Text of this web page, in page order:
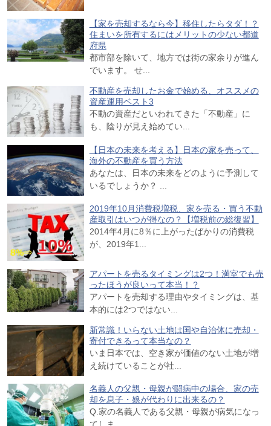
【家を売却するなら今】移住したらタダ！？
住まいを所有するにはメリットの少ない都道
府県
都市部を除いて、地方では街の家余りが進ん
でいます。 せ...
不動産を売却したお金で始める、オススメの
資産運用ベスト3
不動の資産だといわれてきた「不動産」に
も、陰りが見え始めてい...
【日本の未来を考える】日本の家を売って、
海外の不動産を買う方法
あなたは、日本の未来をどのように予測して
いるでしょうか？ ...
2019年10月消費税増税、家を売る・買う不動
産取引はいつが得なの？【増税前の総復習】
2014年4月に8％に上がったばかりの消費税
が、2019年1...
アパートを売るタイミングは2つ！満室でも売
ったほうが良いって本当！？
アパートを売却する理由やタイミングは、基
本的には2つではない...
新常識！いらない土地は国や自治体に売却・
寄付できるって本当なの？
いま日本では、空き家が価値のない土地が増
え続けていることが社...
名義人の父親・母親が闘病中の場合、家の売
却を息子・娘が代わりに出来るの？
Q.家の名義人である父親・母親が病気になっ